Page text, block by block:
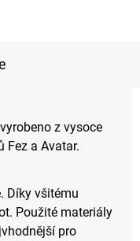
z vysoce
Fez a Avatar.
Díky všitému
Použité materiály
pro